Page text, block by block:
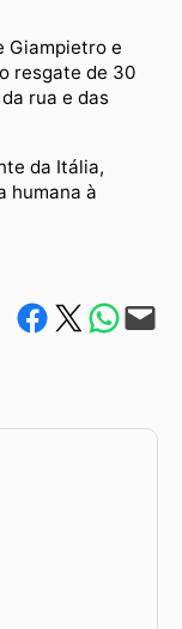
Giampietro e
resgate de 30
da rua e das
da Itália,
humana à
Compartilhe no Facebook
Compartilhe no Twitter
Compartile via
Envie via e-mail